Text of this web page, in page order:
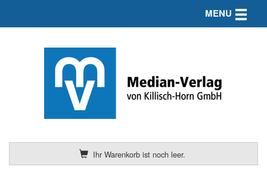
Ihr Warenkorb ist noch leer.
MENU Toggle